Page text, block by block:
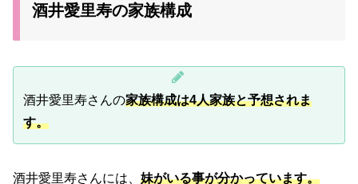
酒井愛里寿の家族構成
酒井愛里寿さんの家族構成は4人家族と予想されま
す。
酒井愛里寿さんには、 妹がいる事が分かっています。